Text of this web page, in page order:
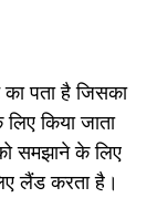
पता है जिसका
किया जाता
समझाने के लिए
लैंड करता है।